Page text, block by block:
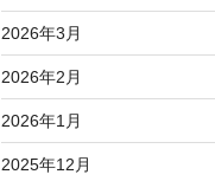
2026年3月
2026年2月
2026年1月
2025年12月